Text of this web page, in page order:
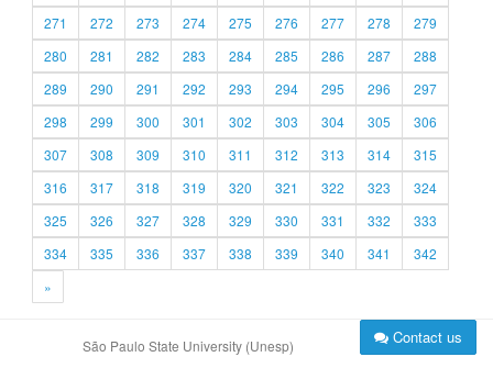
271
272 273 274 275 276 277 278
279
280
281 282 283 284 285 286 287
288
289
290 291 292 293 294 295 296
297
298
299 300 301 302 303 304 305
306
307
308 309 310 311 312 313 314
315
316
317 318 319 320 321 322 323
324
325
326 327 328 329 330 331 332
333
334
335 336 337 338 339 340 341
342
»
São Paulo State University (Unesp) Contact us